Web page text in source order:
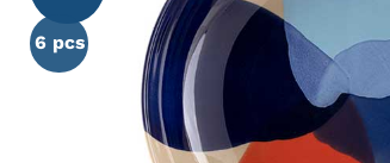
6 pcs